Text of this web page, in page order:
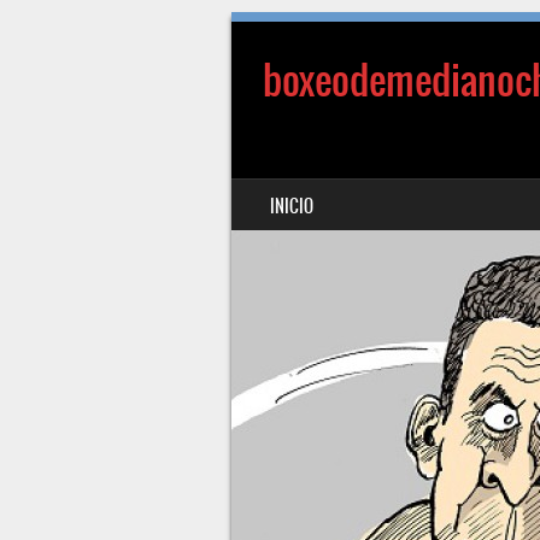
MENÚ
SALTAR AL CONTENIDO
INICIO